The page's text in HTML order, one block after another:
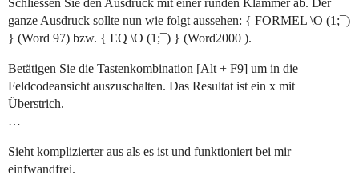
Schliessen Sie den Ausdruck mit einer runden Klammer ab. Der
ganze Ausdruck sollte nun wie folgt aussehen: { FORMEL \O (1;¯)
} (Word 97) bzw. { EQ \O (1;¯) } (Word2000 ).
Betätigen Sie die Tastenkombination [Alt + F9] um in die
Feldcodeansicht auszuschalten. Das Resultat ist ein x mit
Überstrich.
…
Sieht komplizierter aus als es ist und funktioniert bei mir
einfwandfrei.